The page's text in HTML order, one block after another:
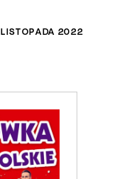
LISTOPADA 2022